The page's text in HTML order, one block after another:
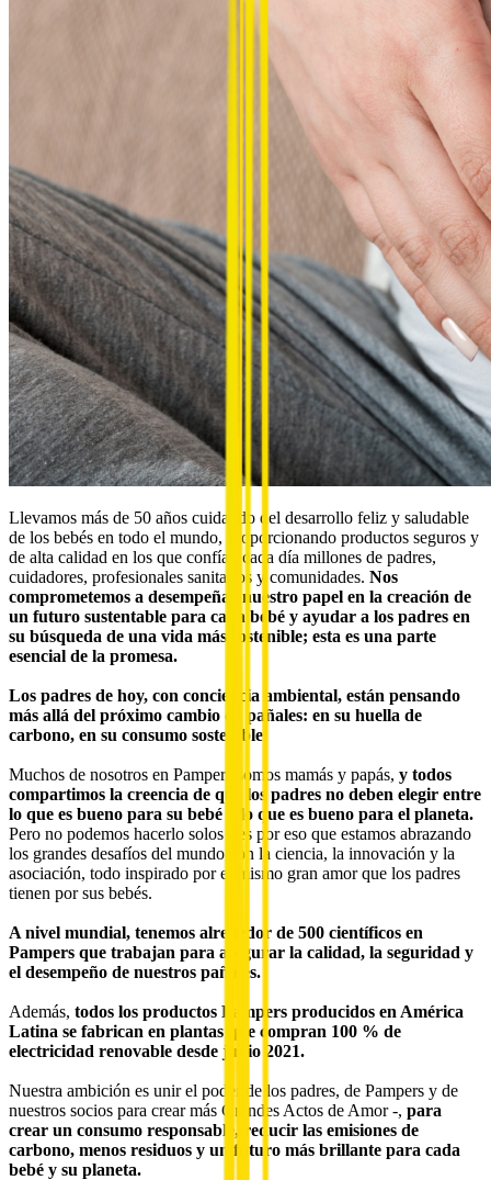
Llevamos más de 50 años cuidando del desarrollo feliz y saludable
de los bebés en todo el mundo, proporcionando productos seguros y
de alta calidad en los que confían cada día millones de padres,
cuidadores, profesionales sanitarios y comunidades. Nos
comprometemos a desempeñar nuestro papel en la creación de
un futuro sustentable para cada bebé y ayudar a los padres en
su búsqueda de una vida más sostenible; esta es una parte
esencial de la promesa.
Los padres de hoy, con conciencia ambiental, están pensando
más allá del próximo cambio de pañales: en su huella de
carbono, en su consumo sostenible.
Muchos de nosotros en Pampers somos mamás y papás, y todos
compartimos la creencia de que los padres no deben elegir entre
lo que es bueno para su bebé y lo que es bueno para el planeta.
Pero no podemos hacerlo solos - es por eso que estamos abrazando
los grandes desafíos del mundo con la ciencia, la innovación y la
asociación, todo inspirado por el mismo gran amor que los padres
tienen por sus bebés.
A nivel mundial, tenemos alrededor de 500 científicos en
Pampers que trabajan para asegurar la calidad, la seguridad y
el desempeño de nuestros pañales.
Además, todos los productos Pampers producidos en América
Latina se fabrican en plantas que compran 100 % de
electricidad renovable desde junio 2021.
Nuestra ambición es unir el poder de los padres, de Pampers y de
nuestros socios para crear más Grandes Actos de Amor -, para
crear un consumo responsable, reducir las emisiones de
carbono, menos residuos y un futuro más brillante para cada
bebé y su planeta.